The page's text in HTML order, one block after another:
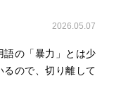
2026.05.07
語の「暴力」とは少
るので、切り離して